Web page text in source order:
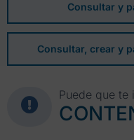
Consultar y
Consultar, crear y
Puede que te